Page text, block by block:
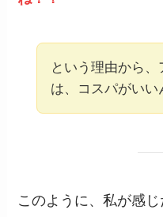
という理由から
は、コスパがいい
このように、私が感